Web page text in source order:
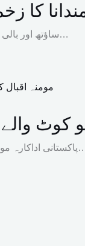
کا
ساؤتھ اور بالی ووڈ کی معروف اداکارہ رشمیکا مندانا نے شوٹنگ کے دوران لگنے والی…
والے
شوہر حمزہ نے ایک بار پھر انسٹاگرام اسٹوری کے ذریعے…